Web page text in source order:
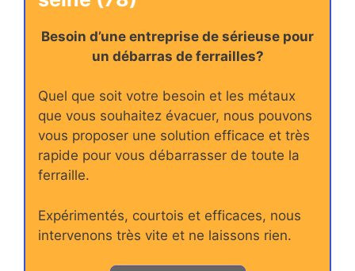
Besoin d’une entreprise de sérieuse pour
un débarras de ferrailles?
Quel que soit votre besoin et les métaux
que vous souhaitez évacuer, nous pouvons
vous proposer une solution efficace et très
rapide pour vous débarrasser de toute la
ferraille.
Expérimentés, courtois et efficaces, nous
intervenons très vite et ne laissons rien.